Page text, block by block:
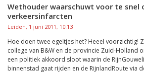
Wethouder waarschuwt voor te snel
verkeersinfarcten
Leiden, 1 juni 2011, 10:13
Hoe doen twee egeltjes het? Heeel voorzichtig!
college van B&W en de provincie Zuid-Holland
een politiek akkoord sloot waarin de
binnenstad gaat rijden en de RijnlandRoute via